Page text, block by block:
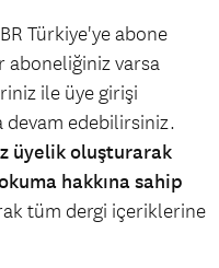
Türkiye'ye abone
aboneliğiniz varsa
ile üye girişi
devam edebilirsiniz.
üyelik oluşturarak
hakkına sahip
tüm dergi içeriklerine